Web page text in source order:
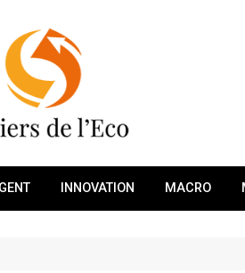
INNOVATION MACRO